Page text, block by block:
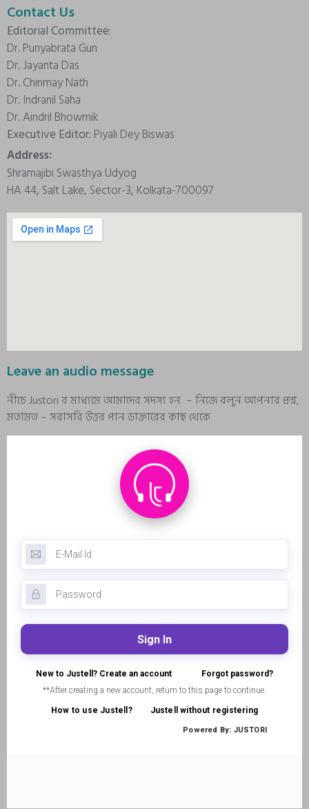
Contact Us
Editorial Committee:
Dr. Punyabrata Gun
Dr. Jayanta Das
Dr. Chinmay Nath
Dr. Indranil Saha
Dr. Aindril Bhowmik
Executive Editor: Piyali Dey Biswas
Address:
Shramajibi Swasthya Udyog
HA 44, Salt Lake, Sector-3, Kolkata-700097
Leave an audio message
নীচে Justori র মাধ্যমে আমাদের সদস্য হন – নিজে বলুন আপনার প্রশ্ন,
মতামত – সরাসরি উত্তর পান ডাক্তারের কাছ থেকে